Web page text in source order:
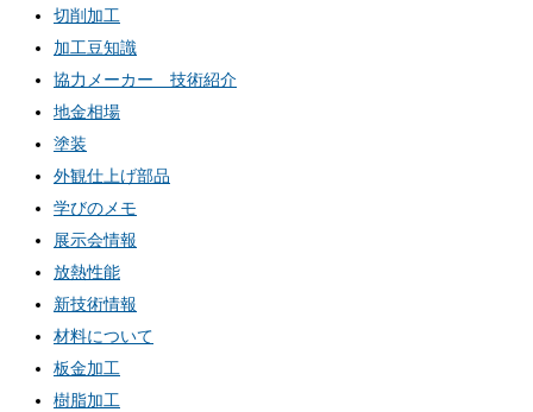
切削加工
加工豆知識
協力メーカー 技術紹介
地金相場
塗装
外観仕上げ部品
学びのメモ
展示会情報
放熱性能
新技術情報
材料について
板金加工
樹脂加工